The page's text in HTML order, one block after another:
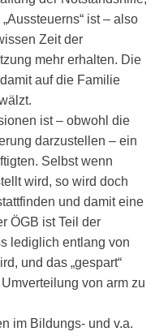
ist – also
Zeit der
mehr erhalten. Die
auf die Familie
ist – obwohl die
darzustellen – ein
Selbst wenn
wird, so wird doch
und damit eine
ÖGB ist Teil der
lediglich entlang von
und das „gespart“
von arm zu
im Bildungs- und v.a.